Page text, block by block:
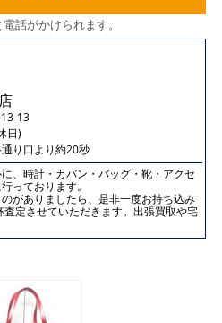
話がかけられます。
13
日)
り口より約20秒
、時計・カバン・バッグ・靴・アクセ
っております。
がありましたら、是非一度お持ち込み
定させていただきます。出張買取や宅